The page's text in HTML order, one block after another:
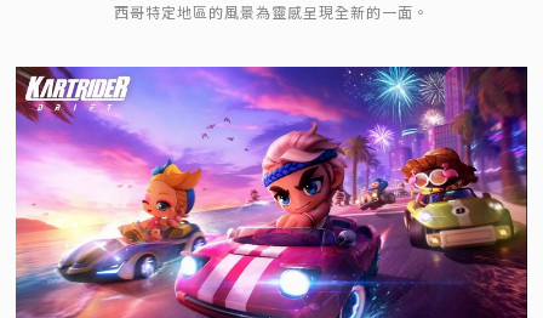
西哥特定地區的風景為靈感呈現全新的一面。